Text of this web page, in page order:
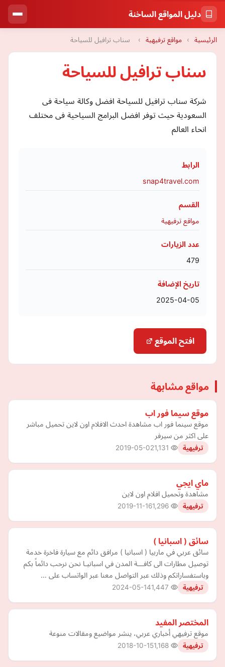
دليل المواقع الساخنة
الرئيسية › مواقع ترفيهية › سناب ترافيل للسياحة
سناب ترافيل للسياحة
شركة سناب ترافيل للسياحة افضل وكالة سياحة فى
السعودية حيث توفر افضل البرامج السياحية فى مختلف
انحاء العالم
الرابط
snap4travel.com
القسم
مواقع ترفيهية
عدد الزيارات
479
تاريخ الإضافة
2025-04-05
افتح الموقع
مواقع مشابهة
موقع سيما فور اب
موقع سينما فور اب مشاهدة احدث الافلام اون لاين تحميل مباشر
على اكثر من سيرفر
ترفيهية 2019-05-02
ماي ايجي
مشاهدة وتحميل افلام اون لاين
ترفيهية 2019-11-16
سائق ( اسبانيا )
سائق عربي في ماربيا ( اسبانيا ) مرافق دائم مع سيارة فاخرة خدمة
توصيل مطارات الى كافـــة المدن في اسبانيـا نحن نرحب دائماً بكم
وباستفساراتكم وذلك عبر التواصل معنا عبر الواتساب على …
ترفيهية 2024-05-14
المختصر المفيد
موقع ترفيهي أخباري عربي، ينشر مواضيع ومقالات منوعة
ترفيهية 2018-10-15